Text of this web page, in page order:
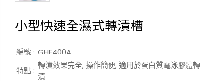
小型快速全濕式轉漬槽
編號 : GHE400A
特點 :
轉漬效果完全, 操作簡便, 適用於蛋白質電泳膠體轉
漬